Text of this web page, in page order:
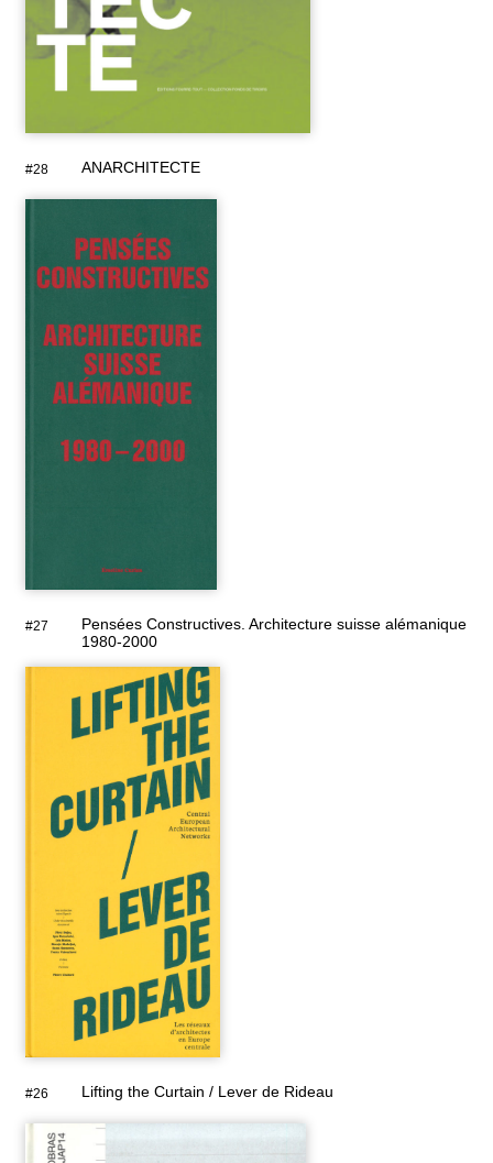
#28 ANARCHITECTE
#27
Pensées Constructives. Architecture suisse alémanique
1980-2000
#26 Lifting the Curtain / Lever de Rideau